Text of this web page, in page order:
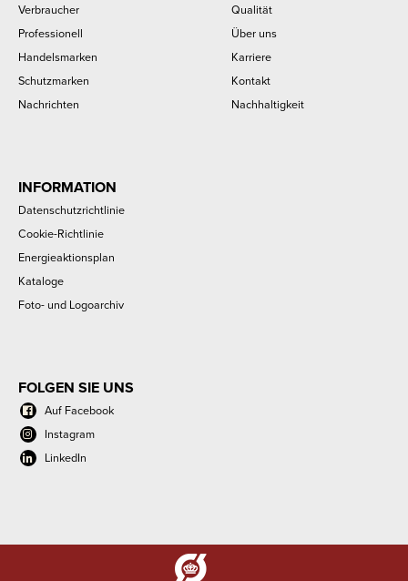
Verbraucher
Professionell
Handelsmarken
Schutzmarken
Nachrichten
Qualität
Über uns
Karriere
Kontakt
Nachhaltigkeit
INFORMATION
Datenschutzrichtlinie
Cookie-Richtlinie
Energieaktionsplan
Kataloge
Foto- und Logoarchiv
FOLGEN SIE UNS
Auf Facebook
Instagram
LinkedIn